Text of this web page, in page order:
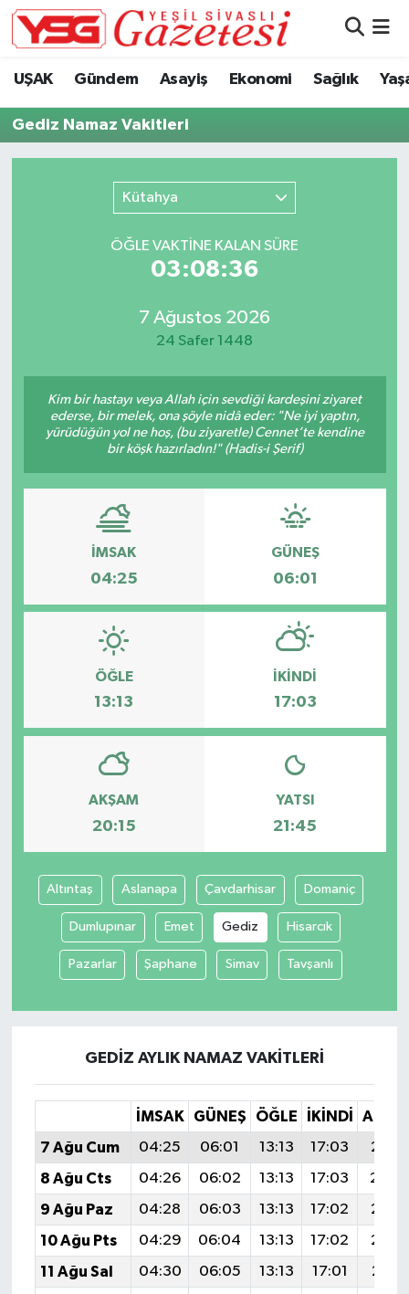
UŞAK Gündem Asayiş Ekonomi Sağlık
Gediz Namaz Vakitleri
Kütahya
ÖĞLE VAKTİNE KALAN SÜRE
03:08:35
7 Ağustos 2026
24 Safer 1448
Kim bir hastayı veya Allah için sevdiği kardeşini ziyaret
ederse, bir melek, ona şöyle nidâ eder: "Ne iyi yaptın,
yürüdüğün yol ne hoş, (bu ziyaretle) Cennet’te kendine
bir köşk hazırladın!" (Hadis-i Şerif)
İMSAK
04:25
GÜNEŞ
06:01
ÖĞLE
13:13
İKINDI
17:03
AKŞAM
20:15
YATSI
21:45
Altıntaş Aslanapa Çavdarhisar Domaniç
Dumlupınar Emet Gediz Hisarcık
Pazarlar Şaphane Simav Tavşanlı
GEDIZ AYLIK NAMAZ VAKITLERI
İMSAK GÜNEŞ ÖĞLE İKINDI
7 Ağu Cum
04:25 06:01 13:13 17:03
20:15
8 Ağu Cts
04:26 06:02 13:13 17:03
20:14
9 Ağu Paz
04:28 06:03 13:13 17:02
20:13
10 Ağu Pts
04:29 06:04 13:13 17:02
20:12
11 Ağu Sal
04:30 06:05 13:13 17:01
20:11
Hava Durumu
Namaz Vakitleri
Süper Lig Puan Durumu ve Fikstür
Son Dakika Haberleri
Haber Arşivi